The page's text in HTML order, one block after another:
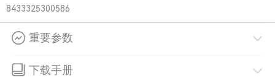
8433325300586
重要参数
下载手册